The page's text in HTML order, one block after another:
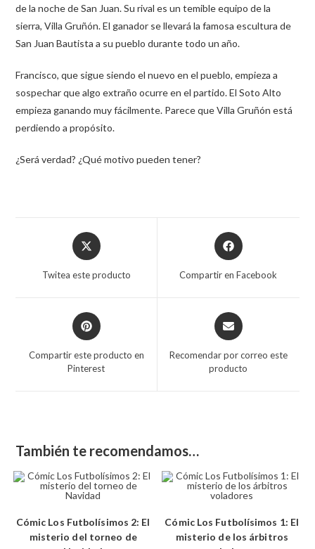
de la noche de San Juan. Su rival es un temible equipo de la
sierra, Villa Gruñón. El ganador se llevará la famosa escultura de
San Juan Bautista a su pueblo durante todo un año.
Francisco, que sigue siendo el nuevo en el pueblo, empieza a
sospechar que algo extraño ocurre en el partido. El Soto Alto
empieza ganando muy fácilmente. Parece que Villa Gruñón está
perdiendo a propósito.
¿Será verdad? ¿Qué motivo pueden tener?
Twitea este producto Compartir en Facebook
Compartir este producto en
Pinterest
Recomendar por correo este
producto
También te recomendamos…
Cómic Los Futbolísimos 2: El
misterio del torneo de
Cómic Los Futbolísimos 1: El
misterio de los árbitros